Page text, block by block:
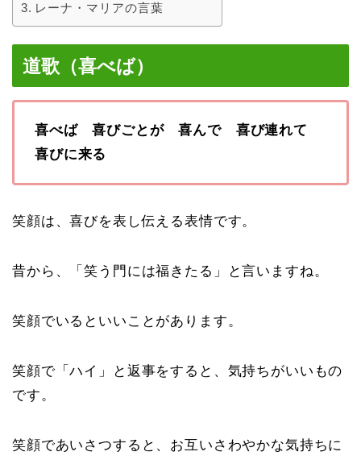
レーナ・マリアの言葉
道歌（喜べば）
喜べば 喜びごとが 喜んで 喜び連れて
喜びに来る
笑顔は、喜びを表し伝える表情です。
昔から、「笑う門には福きたる」と言いますね。
笑顔でいるといいことがあります。
笑顔で「ハイ」と返事をすると、気持ちがいいもの
です。
笑顔であいさつすると、お互いさわやかな気持ちに